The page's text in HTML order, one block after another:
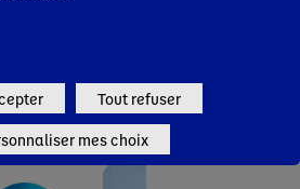
presseTout refuser
mes choix